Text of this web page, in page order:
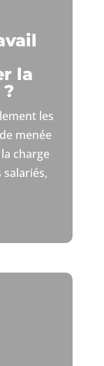
la
les
menée
charge